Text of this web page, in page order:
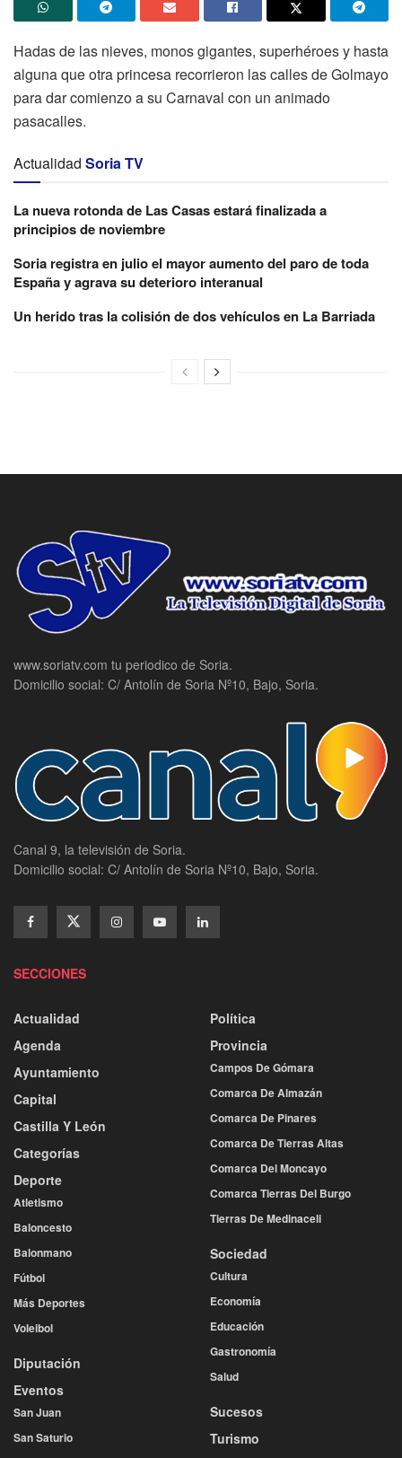
Hadas de las nieves, monos gigantes, superhéroes y hasta
alguna que otra princesa recorrieron las calles de Golmayo
para dar comienzo a su Carnaval con un animado
pasacalles.
Actualidad Soria TV
La nueva rotonda de Las Casas estará finalizada a
principios de noviembre
Soria registra en julio el mayor aumento del paro de toda
España y agrava su deterioro interanual
Un herido tras la colisión de dos vehículos en La Barriada
www.soriatv.com tu periodico de Soria.
Domicilio social: C/ Antolín de Soria Nº10, Bajo, Soria.
Canal 9, la televisión de Soria.
Domicilio social: C/ Antolín de Soria Nº10, Bajo, Soria.
SECCIONES
Actualidad
Agenda
Ayuntamiento
Capital
Castilla Y León
Categorías
Deporte
Atletismo
Baloncesto
Balonmano
Fútbol
Más Deportes
Voleibol
Diputación
Eventos
San Juan
San Saturio
Política
Provincia
Campos De Gómara
Comarca De Almazán
Comarca De Pinares
Comarca De Tierras Altas
Comarca Del Moncayo
Comarca Tierras Del Burgo
Tierras De Medinaceli
Sociedad
Cultura
Economía
Educación
Gastronomía
Salud
Sucesos
Turismo